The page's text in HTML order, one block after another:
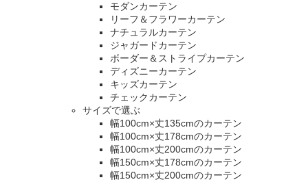
モダンカーテン
リーフ＆フラワーカーテン
ナチュラルカーテン
ジャガードカーテン
ボーダー＆ストライプカーテン
ディズニーカーテン
キッズカーテン
チェックカーテン
サイズで選ぶ
幅100cm×丈135cmのカーテン
幅100cm×丈178cmのカーテン
幅100cm×丈200cmのカーテン
幅150cm×丈178cmのカーテン
幅150cm×丈200cmのカーテン